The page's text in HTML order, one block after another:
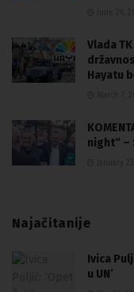
Vlada
Hayatu
night“ –
Najačitanije
Ivica
u UN’